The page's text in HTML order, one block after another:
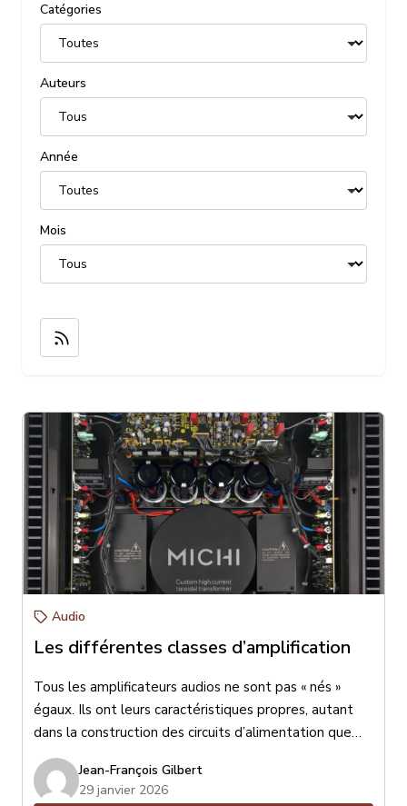
Catégories
Auteurs
Année
Mois
Audio
Les différentes classes d’amplification
Tous les amplificateurs audios ne sont pas « nés »
égaux. Ils ont leurs caractéristiques propres, autant
dans la construction des circuits d’alimentation que
dans les circuits de traitement audio, de pré-
amplification ou d’amplification de puissance. Je
parlerai aujourd’hui des différentes classes
Jean-François Gilbert
29 janvier 2026